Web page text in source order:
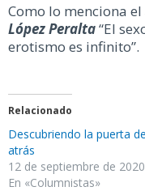
Como lo menciona el
López Peralta“El
erotismo es infinito”.
Relacionado
Descubriendo la puerta de
atrás
12 de septiembre de 2020
En «Columnistas»